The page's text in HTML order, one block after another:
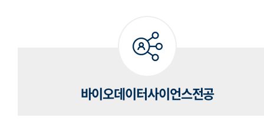
바이오데이터사이언스전공